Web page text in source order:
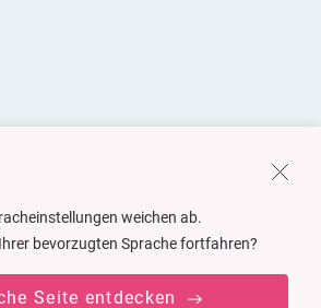
weichen ab.
bevorzugten Sprache fortfahren?
Seite entdecken